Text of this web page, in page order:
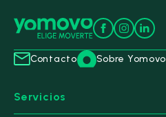
Transmisión
Caja de cambio
Manual
Contacto Sobre Yomovo
Servicios